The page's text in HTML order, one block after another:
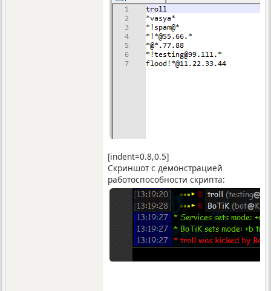
[indent=0.8,0.5]
Скриншот с демонстрацией
работоспособности скрипта: